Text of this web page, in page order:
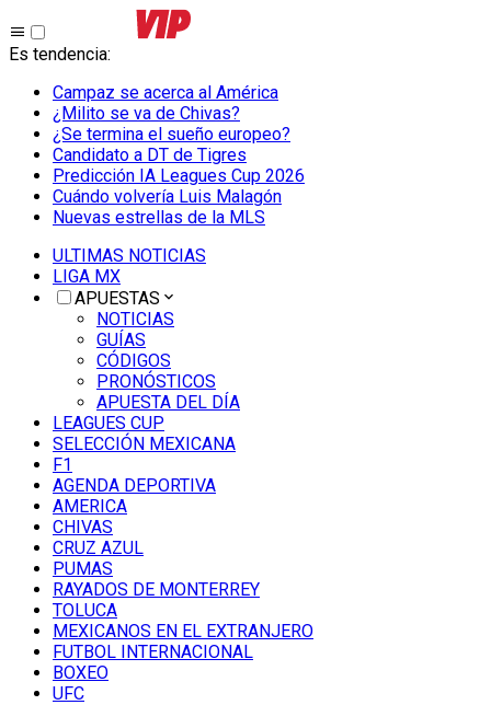
Es tendencia:
Campaz se acerca al América
¿Milito se va de Chivas?
¿Se termina el sueño europeo?
Candidato a DT de Tigres
Predicción IA Leagues Cup 2026
Cuándo volvería Luis Malagón
Nuevas estrellas de la MLS
ULTIMAS NOTICIAS
LIGA MX
APUESTAS
NOTICIAS
GUÍAS
CÓDIGOS
PRONÓSTICOS
APUESTA DEL DÍA
LEAGUES CUP
SELECCIÓN MEXICANA
F1
AGENDA DEPORTIVA
AMERICA
CHIVAS
CRUZ AZUL
PUMAS
RAYADOS DE MONTERREY
TOLUCA
MEXICANOS EN EL EXTRANJERO
FUTBOL INTERNACIONAL
BOXEO
UFC